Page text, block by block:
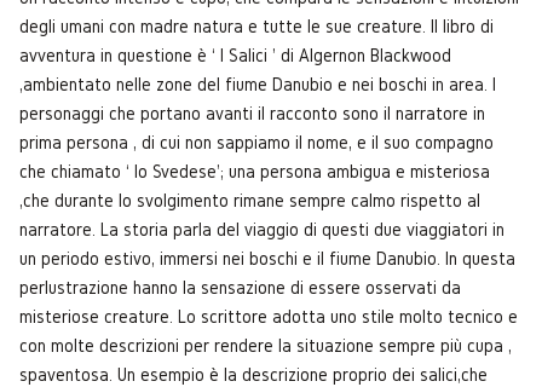
degli umani con madre natura e tutte le sue creature. Il libro di
avventura in questione è ‘ I Salici ' di Algernon Blackwood
,ambientato nelle zone del fiume Danubio e nei boschi in area. I
personaggi che portano avanti il racconto sono il narratore in
prima persona , di cui non sappiamo il nome, e il suo compagno
che chiamato ‘ lo Svedese'; una persona ambigua e misteriosa
,che durante lo svolgimento rimane sempre calmo rispetto al
narratore. La storia parla del viaggio di questi due viaggiatori in
un periodo estivo, immersi nei boschi e il fiume Danubio. In questa
perlustrazione hanno la sensazione di essere osservati da
misteriose creature. Lo scrittore adotta uno stile molto tecnico e
con molte descrizioni per rendere la situazione sempre più cupa ,
spaventosa. Un esempio è la descrizione proprio dei salici,che